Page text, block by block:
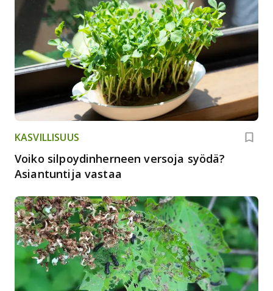
KASVILLISUUS
Voiko silpoydinherneen versoja syödä?
Asiantuntija vastaa